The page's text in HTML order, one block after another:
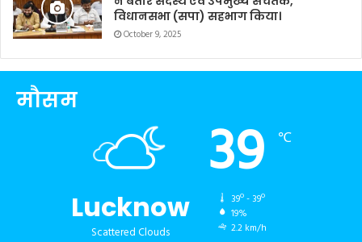
विधानसभा (सपा) सहभाग किया।
October 9, 2025
मौसम
Lucknow
Scattered Clouds
39 ℃
39º - 39º
19%
2.2 km/h